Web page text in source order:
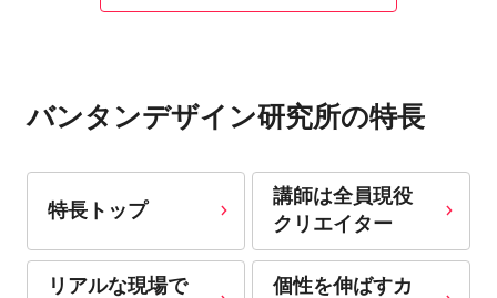
バンタンデザイン研究所の特長
特長トップ
講師は全員現役
クリエイター
リアルな現場で
個性を伸ばすカ